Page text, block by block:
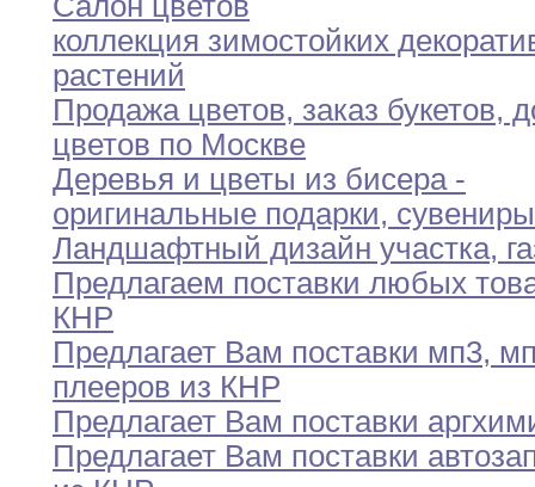
коллекция зимостойких
растений
Продажа цветов, заказ букетов,
цветов по Москве
Деревья и цветы из бисера -
оригинальные подарки, сувениры
Ландшафтный дизайн участка,
Предлагаем поставки любых
КНР
Предлагает Вам поставки мп3,
плееров из КНР
Предлагает Вам поставки
Предлагает Вам поставки